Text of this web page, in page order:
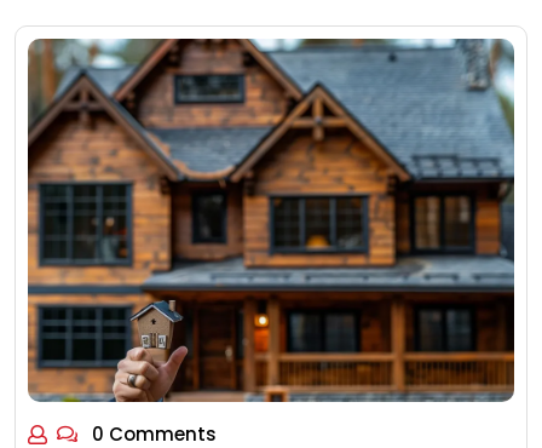
0 Comments